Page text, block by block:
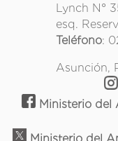
Lynch N°
esq.
Teléfono:
Asunción,
Ministerio del